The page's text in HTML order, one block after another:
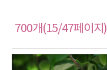
700개(15/47페이지)